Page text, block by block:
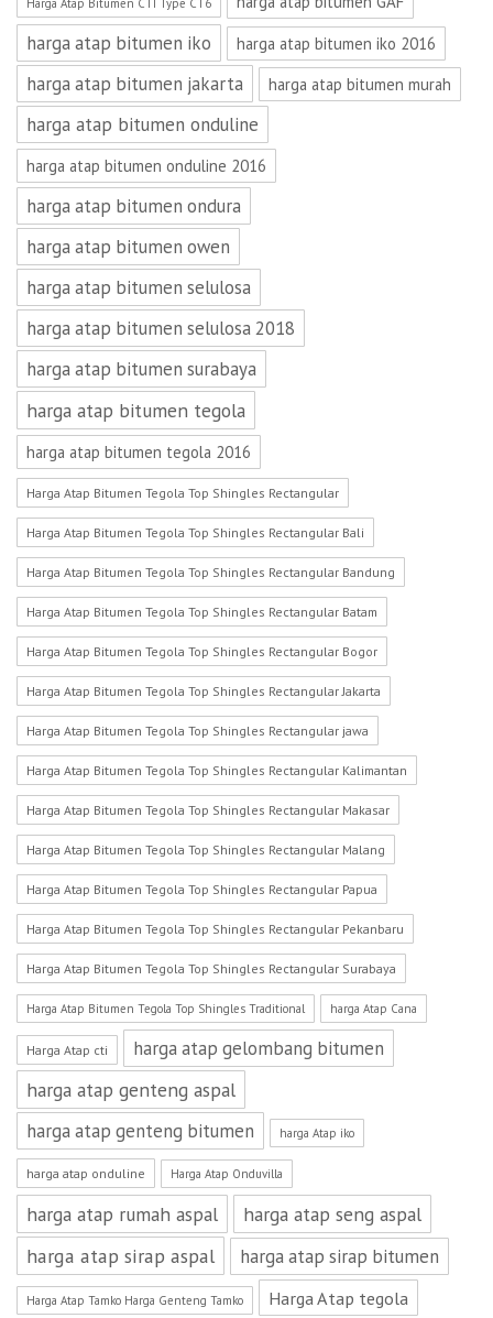
Harga Atap Bitumen CTI Type CT6
harga atap bitumen iko harga atap bitumen iko 2016
harga atap bitumen jakarta harga atap bitumen murah
harga atap bitumen onduline
harga atap bitumen onduline 2016
harga atap bitumen ondura
harga atap bitumen owen
harga atap bitumen selulosa
harga atap bitumen selulosa 2018
harga atap bitumen surabaya
harga atap bitumen tegola
harga atap bitumen tegola 2016
Harga Atap Bitumen Tegola Top Shingles Rectangular
Harga Atap Bitumen Tegola Top Shingles Rectangular Bali
Harga Atap Bitumen Tegola Top Shingles Rectangular Bandung
Harga Atap Bitumen Tegola Top Shingles Rectangular Batam
Harga Atap Bitumen Tegola Top Shingles Rectangular Bogor
Harga Atap Bitumen Tegola Top Shingles Rectangular Jakarta
Harga Atap Bitumen Tegola Top Shingles Rectangular jawa
Harga Atap Bitumen Tegola Top Shingles Rectangular Kalimantan
Harga Atap Bitumen Tegola Top Shingles Rectangular Makasar
Harga Atap Bitumen Tegola Top Shingles Rectangular Malang
Harga Atap Bitumen Tegola Top Shingles Rectangular Papua
Harga Atap Bitumen Tegola Top Shingles Rectangular Pekanbaru
Harga Atap Bitumen Tegola Top Shingles Rectangular Surabaya
Harga Atap Bitumen Tegola Top Shingles Traditional harga Atap Cana
Harga Atap cti harga atap gelombang bitumen
harga atap genteng aspal
harga atap genteng bitumen harga Atap iko
harga atap onduline Harga Atap Onduvilla
harga atap rumah aspal
harga atap seng aspal
harga atap sirap aspal
harga atap sirap bitumen
Harga Atap Tamko Harga Genteng Tamko Harga Atap tegola